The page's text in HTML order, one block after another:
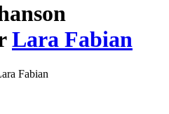
Lara Fabian
Fabian